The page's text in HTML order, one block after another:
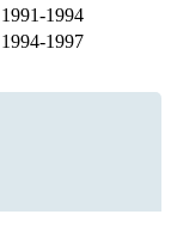
1991-1994
1994-1997